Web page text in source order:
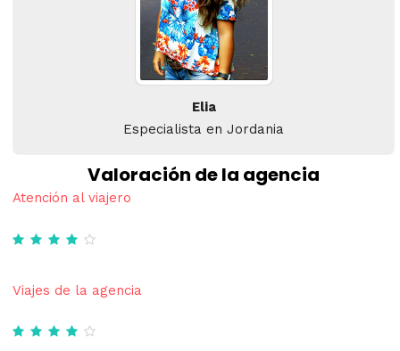
Elia
Especialista en Jordania
Valoración de la agencia
Atención al viajero
Viajes de la agencia